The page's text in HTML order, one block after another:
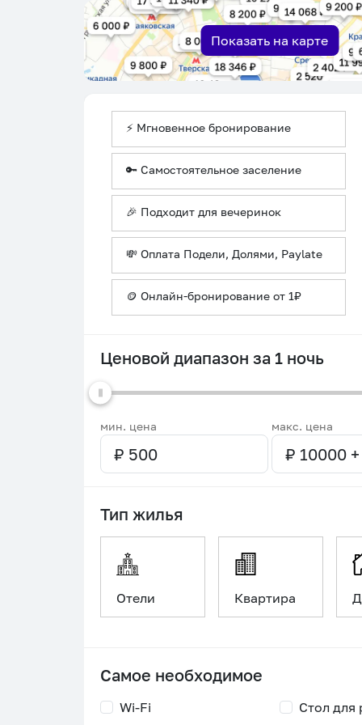
Показать на карте
⚡ Мгновенное бронирование
🔑 Самостоятельное заселение
🎉 Подходит для вечеринок
💸 Оплата Подели, Долями, Paylate
🪙 Онлайн-бронирование от 1₽
Ценовой диапазон за 1 ночь
мин. цена макс. цена
Тип жилья
Отели Квартира
Самое необходимое
Wi-Fi
Стол для